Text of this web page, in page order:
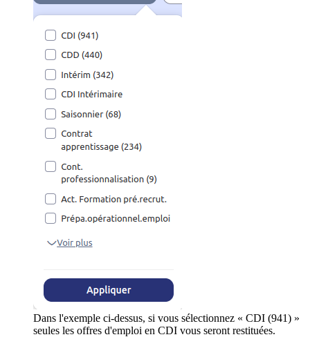
Dans l'exemple ci-dessus, si vous sélectionnez « CDI (941) »
seules les offres d'emploi en CDI vous seront restituées.